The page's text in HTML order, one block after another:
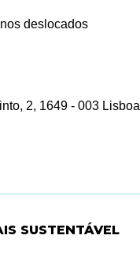
deslocados
2, 1649 - 003 Lisboa
SUSTENTÁVEL